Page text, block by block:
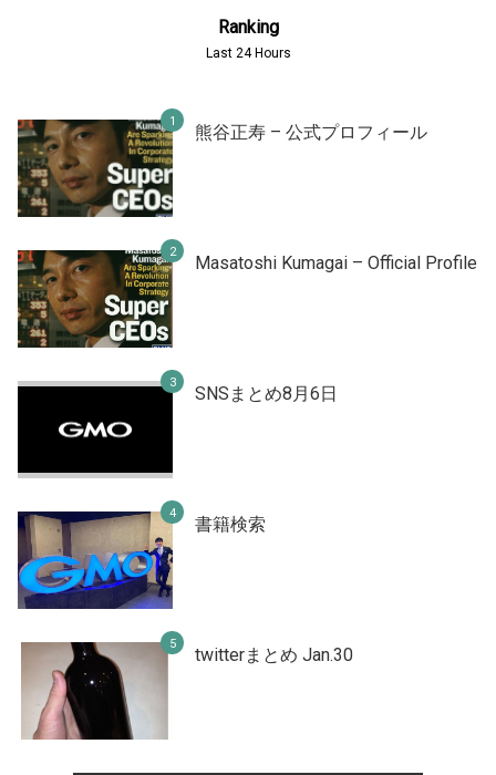
Ranking
Last 24 Hours
熊谷正寿 – 公式プロフィール
Masatoshi Kumagai – Official Profile
SNSまとめ8月6日
書籍検索
twitterまとめ Jan.30